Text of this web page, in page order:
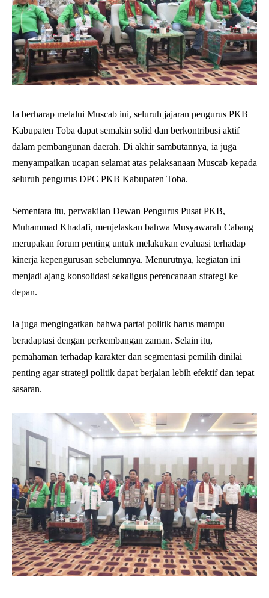
Ia berharap melalui Muscab ini, seluruh jajaran pengurus PKB
Kabupaten Toba dapat semakin solid dan berkontribusi aktif
dalam pembangunan daerah. Di akhir sambutannya, ia juga
menyampaikan ucapan selamat atas pelaksanaan Muscab kepada
seluruh pengurus DPC PKB Kabupaten Toba.
Sementara itu, perwakilan Dewan Pengurus Pusat PKB,
Muhammad Khadafi, menjelaskan bahwa Musyawarah Cabang
merupakan forum penting untuk melakukan evaluasi terhadap
kinerja kepengurusan sebelumnya. Menurutnya, kegiatan ini
menjadi ajang konsolidasi sekaligus perencanaan strategi ke
depan.
Ia juga mengingatkan bahwa partai politik harus mampu
beradaptasi dengan perkembangan zaman. Selain itu,
pemahaman terhadap karakter dan segmentasi pemilih dinilai
penting agar strategi politik dapat berjalan lebih efektif dan tepat
sasaran.